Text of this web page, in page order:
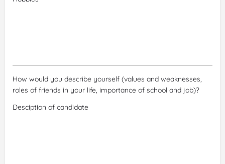
How would you describe yourself (values and weaknesses,
roles of friends in your life, importance of school and job)?